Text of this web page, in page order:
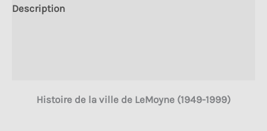
LeMoyne
Description
Histoire de la ville de LeMoyne (1949-1999)